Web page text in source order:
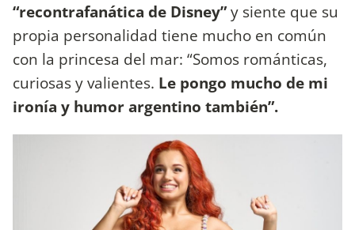
“recontrafanática de Disney”y siente que su
propia personalidad tiene mucho en común
con la princesa del mar: “Somos románticas,
curiosas y valientes. Le pongo mucho de mi
ironía y humor argentino también”.